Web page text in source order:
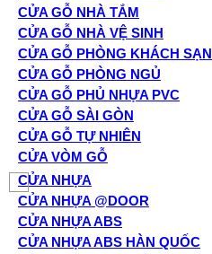
CỬA GỖ NHÀ TẮM
CỬA GỖ NHÀ VỆ SINH
CỬA GỖ PHÒNG KHÁCH SẠN
CỬA GỖ PHÒNG NGỦ
CỬA GỖ PHỦ NHỰA PVC
CỬA GỖ SÀI GÒN
CỬA GỖ TỰ NHIÊN
CỬA VÒM GỖ
CỬA NHỰA
CỬA NHỰA @DOOR
CỬA NHỰA ABS
CỬA NHỰA ABS HÀN QUỐC